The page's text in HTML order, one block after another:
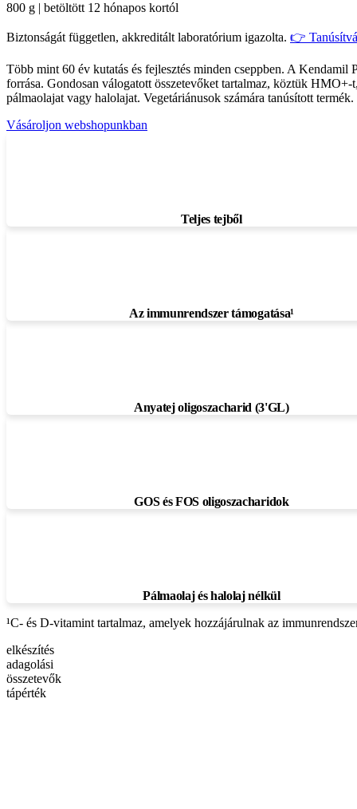
800 g | betöltött 12 hónapos kortól
Biztonságát független, akkreditált laboratórium igazolta. 👉
Több mint 60 év kutatás és fejlesztés minden cseppben. A
forrása. Gondosan válogatott összetevőket tartalmaz, köztük
pálmaolajat vagy halolajat. Vegetáriánusok számára tanúsított termék.
Vásároljon webshopunkban
Teljes tejből
Az immunrendszer támogatása¹
Anyatej oligoszacharid (3'GL)
GOS és FOS oligoszacharidok
Pálmaolaj és halolaj nélkül
¹C- és D-vitamint tartalmaz, amelyek hozzájárulnak az
elkészítés
adagolási
összetevők
tápérték